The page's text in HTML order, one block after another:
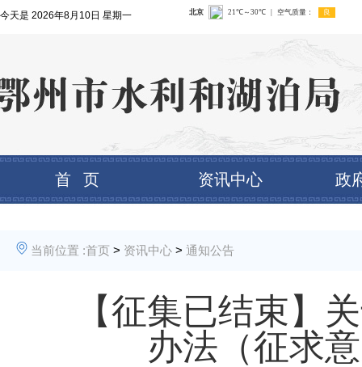
今天是 2026年8月10日 星期一
首 页 资讯中心 政
当前位置 :首页 > 资讯中心 > 通知公告
【征集已结束】
办法（征求